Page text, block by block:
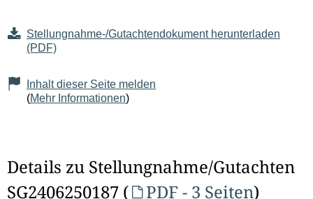
Stellungnahme-/Gutachtendokument herunterladen
(PDF)
Inhalt dieser Seite melden
(Mehr Informationen)
Details zu Stellungnahme/Gutachten
SG2406250187 (
PDF - 3 Seiten)